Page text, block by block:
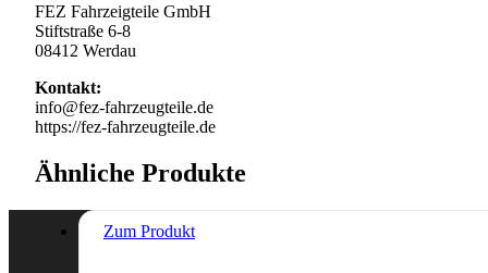
FEZ Fahrzeigteile GmbH
Stiftstraße 6-8
08412 Werdau
Kontakt:
info@fez-fahrzeugteile.de
https://fez-fahrzeugteile.de
Ähnliche Produkte
Zum Produkt